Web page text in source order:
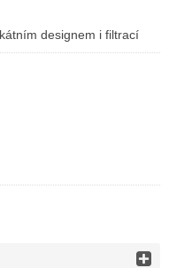
designem i filtrací